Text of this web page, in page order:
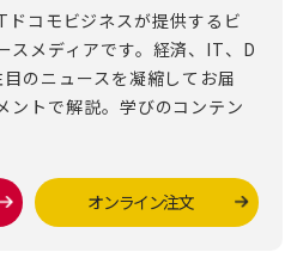
コモビジネスが提供するビ
スメディアです。経済、IT、D
のニュースを凝縮してお届
ントで解説。学びのコンテン
オンライン注文